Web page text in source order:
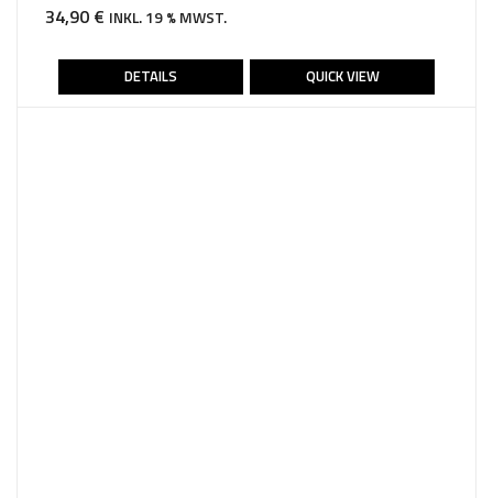
34,90 € INKL. 19 % MWST.
DETAILS QUICK VIEW